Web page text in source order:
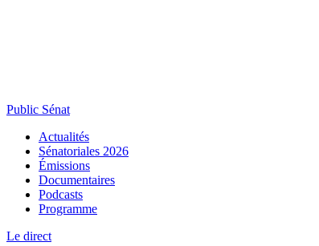
Public Sénat
Actualités
Sénatoriales 2026
Émissions
Documentaires
Podcasts
Programme
Le direct